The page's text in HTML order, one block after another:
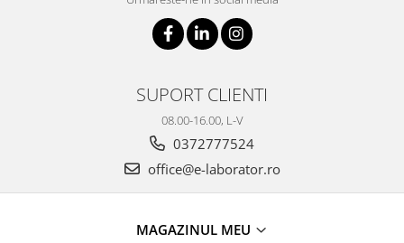
SUPORT CLIENTI
08.00-16.00, L-V
0372777524
office@e-laborator.ro
MAGAZINUL MEU